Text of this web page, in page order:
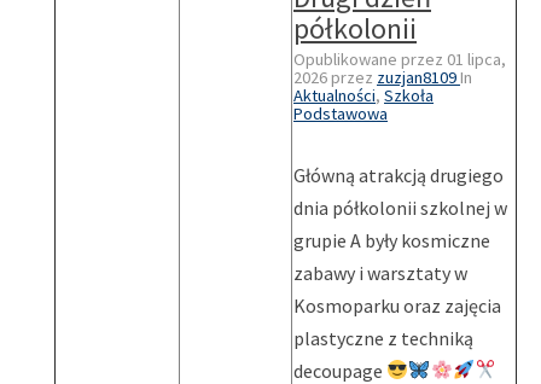
półkolonii
Opublikowane przez 01 lipca,
2026 przez zuzjan8109 In
Aktualności, Szkoła
Podstawowa
Główną atrakcją drugiego
dnia półkolonii szkolnej w
grupie A były kosmiczne
zabawy i warsztaty w
Kosmoparku oraz zajęcia
plastyczne z techniką
decoupage